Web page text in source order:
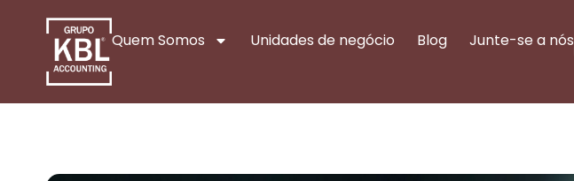
Quem Somos Unidades de negócio Blog Junte-se a nós